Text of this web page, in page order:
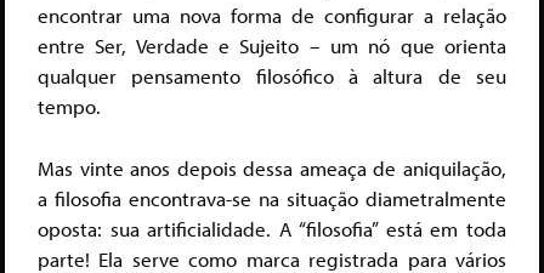
encontrar uma nova forma de configurar a relação
entre Ser, Verdade e Sujeito – um nó que orienta
qualquer pensamento filosófico à altura de seu
tempo.
Mas vinte anos depois dessa ameaça de aniquilação,
a filosofia encontrava-se na situação diametralmente
oposta: sua artificialidade. A “filosofia” está em toda
parte! Ela serve como marca registrada para vários